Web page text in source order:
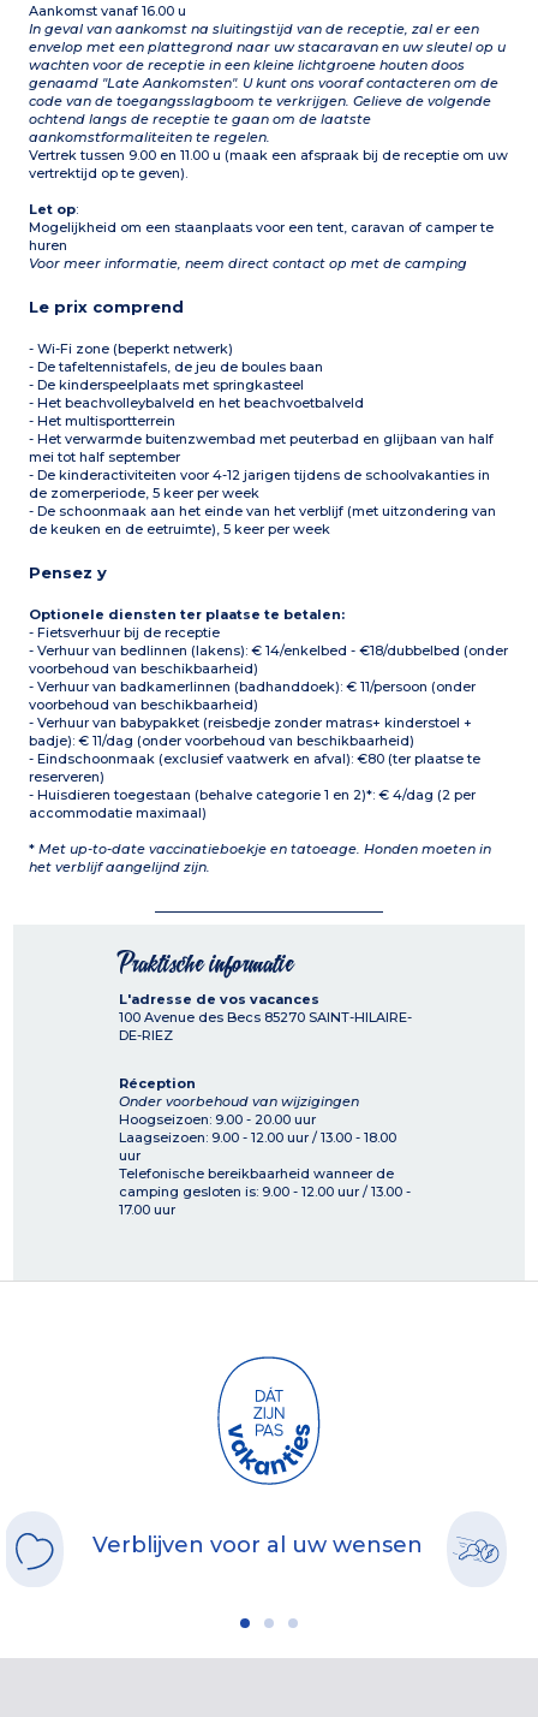
Aankomst vanaf 16.00 u
In geval van aankomst na sluitingstijd van de receptie, zal er een
envelop met een plattegrond naar uw stacaravan en uw sleutel op u
wachten voor de receptie in een kleine lichtgroene houten doos
genaamd "Late Aankomsten". U kunt ons vooraf contacteren om de
code van de toegangsslagboom te verkrijgen. Gelieve de volgende
ochtend langs de receptie te gaan om de laatste
aankomstformaliteiten te regelen.
Vertrek tussen 9.00 en 11.00 u (maak een afspraak bij de receptie om uw
vertrektijd op te geven).
Let op:
Mogelijkheid om een staanplaats voor een tent, caravan of camper te
huren
Voor meer informatie, neem direct contact op met de camping
Le prix comprend
- Wi-Fi zone (beperkt netwerk)
- De tafeltennistafels, de jeu de boules baan
- De kinderspeelplaats met springkasteel
- Het beachvolleybalveld en het beachvoetbalveld
- Het multisportterrein
- Het verwarmde buitenzwembad met peuterbad en glijbaan van half
mei tot half september
- De kinderactiviteiten voor 4-12 jarigen tijdens de schoolvakanties in
de zomerperiode, 5 keer per week
- De schoonmaak aan het einde van het verblijf (met uitzondering van
de keuken en de eetruimte), 5 keer per week
Pensez y
Optionele diensten ter plaatse te betalen:
- Fietsverhuur bij de receptie
- Verhuur van bedlinnen (lakens): € 14/enkelbed - €18/dubbelbed (onder
voorbehoud van beschikbaarheid)
- Verhuur van badkamerlinnen (badhanddoek): € 11/persoon (onder
voorbehoud van beschikbaarheid)
- Verhuur van babypakket (reisbedje zonder matras+ kinderstoel +
badje): € 11/dag (onder voorbehoud van beschikbaarheid)
- Eindschoonmaak (exclusief vaatwerk en afval): €80 (ter plaatse te
reserveren)
- Huisdieren toegestaan (behalve categorie 1 en 2)*: € 4/dag (2 per
accommodatie maximaal)
*Met up-to-date vaccinatieboekje en tatoeage. Honden moeten in
het verblijf aangelijnd zijn.
Praktische informatie
L'adresse de vos vacances
100 Avenue des Becs 85270 SAINT-HILAIRE-
DE-RIEZ
Réception
Onder voorbehoud van wijzigingen
Hoogseizoen: 9.00 - 20.00 uur
Laagseizoen: 9.00 - 12.00 uur / 13.00 - 18.00
uur
Telefonische bereikbaarheid wanneer de
camping gesloten is: 9.00 - 12.00 uur / 13.00 -
17.00 uur
Verblijven voor al uw wensen